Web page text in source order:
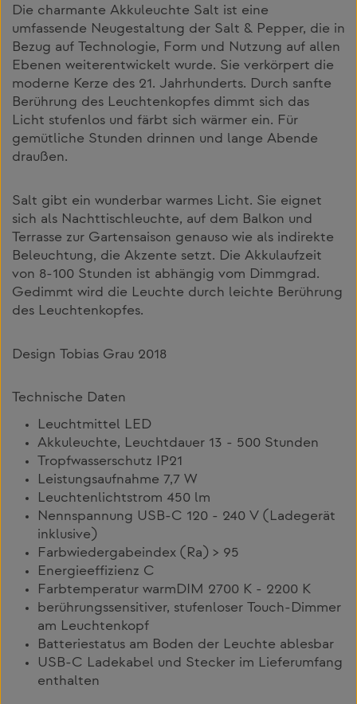
Die charmante Akkuleuchte Salt ist eine
umfassende Neugestaltung der Salt & Pepper, die in
Bezug auf Technologie, Form und Nutzung auf allen
Ebenen weiterentwickelt wurde. Sie verkörpert die
moderne Kerze des 21. Jahrhunderts. Durch sanfte
Berührung des Leuchtenkopfes dimmt sich das
Licht stufenlos und färbt sich wärmer ein. Für
gemütliche Stunden drinnen und lange Abende
draußen.
Salt gibt ein wunderbar warmes Licht. Sie eignet
sich als Nachttischleuchte, auf dem Balkon und
Terrasse zur Gartensaison genauso wie als indirekte
Beleuchtung, die Akzente setzt. Die Akkulaufzeit
von 8-100 Stunden ist abhängig vom Dimmgrad.
Gedimmt wird die Leuchte durch leichte Berührung
des Leuchtenkopfes.
Design Tobias Grau 2018
Technische Daten
Leuchtmittel LED
Akkuleuchte, Leuchtdauer 13 - 500 Stunden
Tropfwasserschutz IP21
Leistungsaufnahme 7,7 W
Leuchtenlichtstrom 450 lm
Nennspannung USB-C 120 - 240 V (Ladegerät
inklusive)
Farbwiedergabeindex (Ra) > 95
Energieeffizienz C
Farbtemperatur warmDIM 2700 K - 2200 K
berührungssensitiver, stufenloser Touch-Dimmer
am Leuchtenkopf
Batteriestatus am Boden der Leuchte ablesbar
USB-C Ladekabel und Stecker im Lieferumfang
enthalten